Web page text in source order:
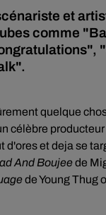
et
comme
quelque
célèbre
d'ores et deja se
And Boujeede
de Young Thug